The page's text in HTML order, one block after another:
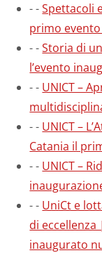
--Spettacoli
primo
--Storia di
l’evento
-- UNICT –
-- UNICT –
Catania il
-- UNICT –
-- UniCt e
di eccellenza
inaugurato